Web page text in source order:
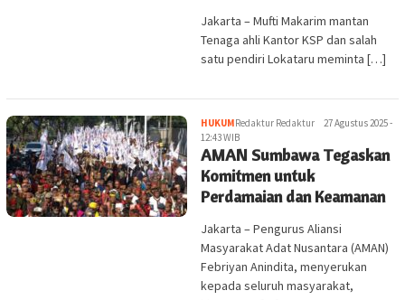
Jakarta – Mufti Makarim mantan
Tenaga ahli Kantor KSP dan salah
satu pendiri Lokataru meminta […]
HUKUMRedaktur Redaktur
27 Agustus 2025 -
12:43 WIB
AMAN Sumbawa Tegaskan
Komitmen untuk
Perdamaian dan Keamanan
Jakarta – Pengurus Aliansi
Masyarakat Adat Nusantara (AMAN)
Febriyan Anindita, menyerukan
kepada seluruh masyarakat,